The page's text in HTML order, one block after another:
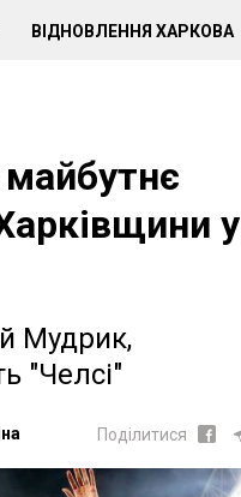
ВІДНОВЛЕННЯ ХАРКОВА
у
Мудрик,
"Челсі"
Поділитися